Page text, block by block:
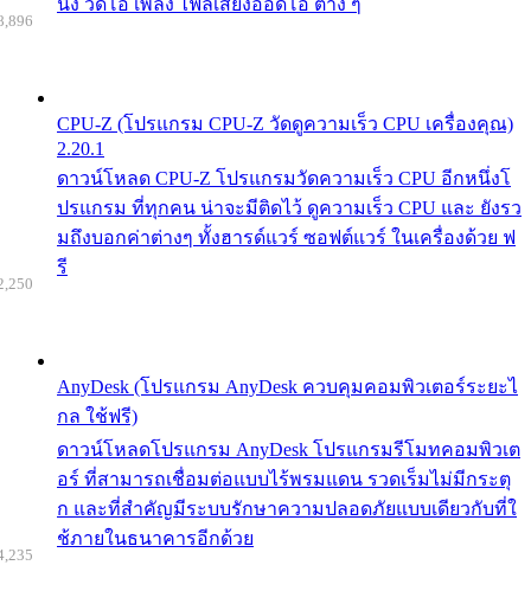
นัง วิดีโอ เพลง ไฟล์เสียงออดิโอ ต่าง ๆ
CPU-Z (โปรแกรม CPU-Z วัดดูความเร็ว CPU เครื่องคุณ)
2.20.1
ดาวน์โหลด CPU-Z โปรแกรมวัดความเร็ว CPU อีกหนึ่งโ
ปรแกรม ที่ทุกคน น่าจะมีติดไว้ ดูความเร็ว CPU และ ยังรว
มถึงบอกค่าต่างๆ ทั้งฮารด์แวร์ ซอฟต์แวร์ ในเครื่องด้วย ฟ
รี
AnyDesk (โปรแกรม AnyDesk ควบคุมคอมพิวเตอร์ระยะไ
กล ใช้ฟรี)
ดาวน์โหลดโปรแกรม AnyDesk โปรแกรมรีโมทคอมพิวเต
อร์ ที่สามารถเชื่อมต่อแบบไร้พรมแดน รวดเร็มไม่มีกระตุ
ก และที่สำคัญมีระบบรักษาความปลอดภัยแบบเดียวกับที่ใ
ช้ภายในธนาคารอีกด้วย